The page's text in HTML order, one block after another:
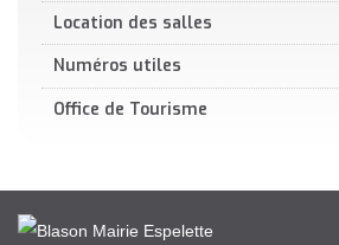
Location des salles
Numéros utiles
Office de Tourisme